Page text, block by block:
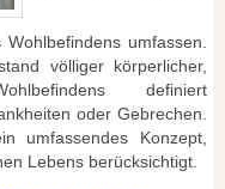
umfassen.
völliger körperlicher,
definiert
o‬der Gebrechen.
umfassendes Konzept,
Lebens berücksichtigt.